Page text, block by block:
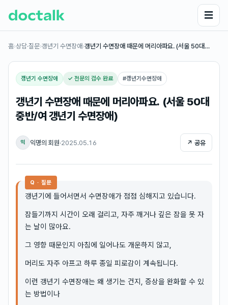
☰
홈›상담·질문›갱년기 수면장애›갱년기 수면장애 때문에 머리아파요. (서울 50대…
갱년기 수면장애 ✓ 전문의 검수 완료 #갱년기수면장애
갱년기 수면장애 때문에 머리아파요. (서울 50대
중반/여 갱년기 수면장애)
익 익명의 회원·2025.05.16 ↗ 공유
Q · 질문
갱년기에 들어서면서 수면장애가 점점 심해지고 있습니다.
잠들기까지 시간이 오래 걸리고, 자주 깨거나 깊은 잠을 못 자
는 날이 많아요.
그 영향 때문인지 아침에 일어나도 개운하지 않고,
머리도 자주 아프고 하루 종일 피로감이 계속됩니다.
이런 갱년기 수면장애는 왜 생기는 건지, 증상을 완화할 수 있
는 방법이나